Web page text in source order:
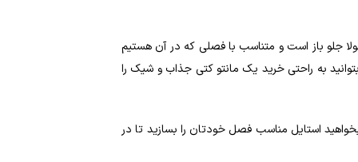
جلو باز است و متناسب با فصلی که در آن هستیم
به راحتی خرید یک مانتو کتی جذاب و شیک را
استایل مناسب فصل خودتان را بسازید تا در